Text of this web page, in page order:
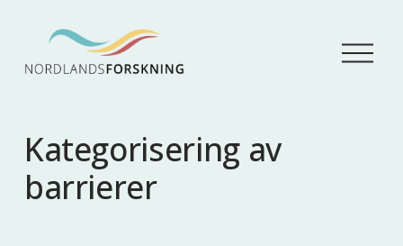
Å
p
Kategorisering av
barrierer